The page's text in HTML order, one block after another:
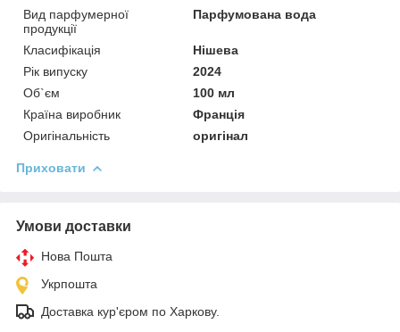
Вид парфумерної
продукції
Парфумована вода
Класифікація
Нішева
Рік випуску
2024
Об`єм
100 мл
Країна виробник
Франція
Оригінальність
оригінал
Приховати
Умови доставки
Нова Пошта
Укрпошта
Доставка кур'єром по Харкову.